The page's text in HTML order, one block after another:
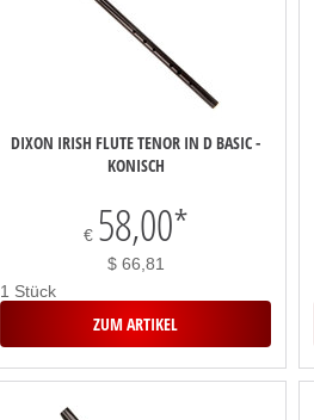
DIXON IRISH FLUTE TENOR IN D BASIC -
KONISCH
€ 58,00*
$ 66,81
1 Stück
ZUM ARTIKEL